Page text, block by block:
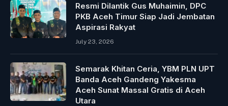
Resmi Dilantik Gus Muhaimin, DPC
PKB Aceh Timur Siap Jadi Jembatan
Aspirasi Rakyat
July 23, 2026
Semarak Khitan Ceria, YBM PLN UPT
Banda Aceh Gandeng Yakesma
Aceh Sunat Massal Gratis di Aceh
Utara